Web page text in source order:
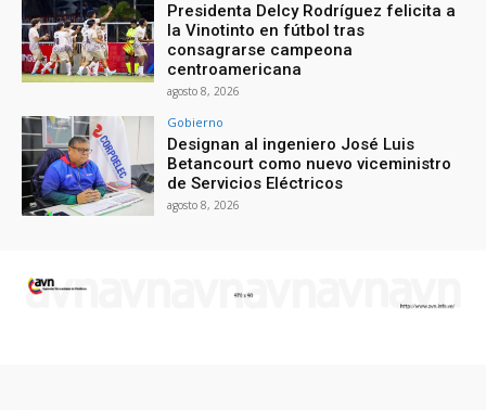
Presidenta Delcy Rodríguez felicita a
la Vinotinto en fútbol tras
consagrarse campeona
centroamericana
agosto 8, 2026
Gobierno
Designan al ingeniero José Luis
Betancourt como nuevo viceministro
de Servicios Eléctricos
agosto 8, 2026